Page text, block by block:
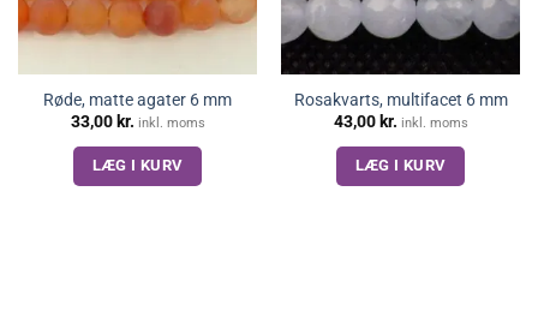
Røde, matte agater 6 mm
33,00 kr. inkl. moms
LÆG I KURV
Rosakvarts, multifacet 6 mm
43,00 kr. inkl. moms
LÆG I KURV